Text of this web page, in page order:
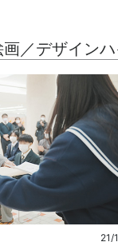
／デザイン
21/